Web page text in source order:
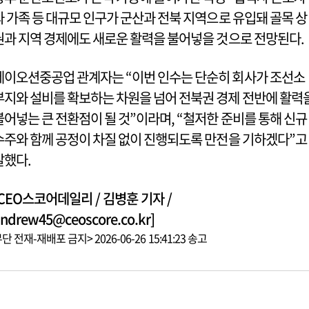
가족 등 대규모 인구가 군산과 전북 지역으로 유입돼 골목 상
과 지역 경제에도 새로운 활력을 불어넣을 것으로 전망된다.
이오션중공업 관계자는 “이번 인수는 단순히 회사가 조선소
지와 설비를 확보하는 차원을 넘어 전북권 경제 전반에 활력
어넣는 큰 전환점이 될 것”이라며, “철저한 준비를 통해 신규
주와 함께 공정이 차질 없이 진행되도록 만전을 기하겠다”
했다.
스코어데일리 / 김병훈 기자 /
전재-재배포 금지> 2026-06-26 15:41:23 송고